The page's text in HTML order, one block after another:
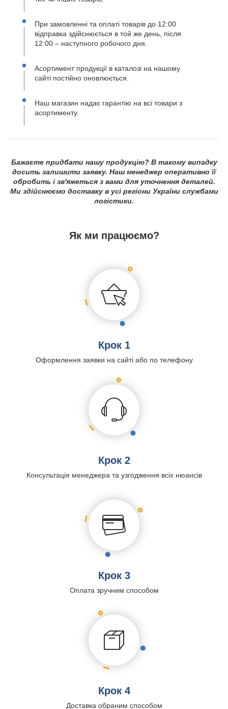
При замовленні та оплаті товарів до 12:00
відправка здійснюється в той же день, після
12:00 – наступного робочого дня.
Асортимент продукції в каталозі на нашому
сайті постійно оновлюється.
Наш магазин надає гарантію на всі товари з
асортименту.
Бажаєте придбати нашу продукцію? В такому випадку
досить залишити заявку. Наш менеджер оперативно її
обробить і зв'яжеться з вами для уточнення деталей.
Ми здійснюємо доставку в усі регіони України службами
логістики.
Як ми працюємо?
Крок 1
Оформлення заявки на сайті або по телефону
Крок 2
Консультація менеджера та узгодження всіх нюансів
Крок 3
Оплата зручним способом
Крок 4
Доставка обраним способом